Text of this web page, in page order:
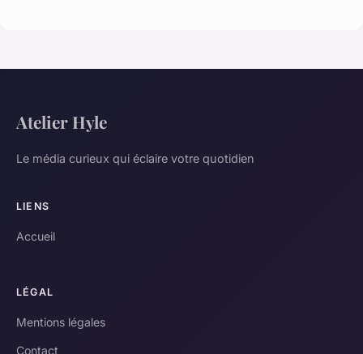
Atelier Hyle
Le média curieux qui éclaire votre quotidien
LIENS
Accueil
LÉGAL
Mentions légales
Contact